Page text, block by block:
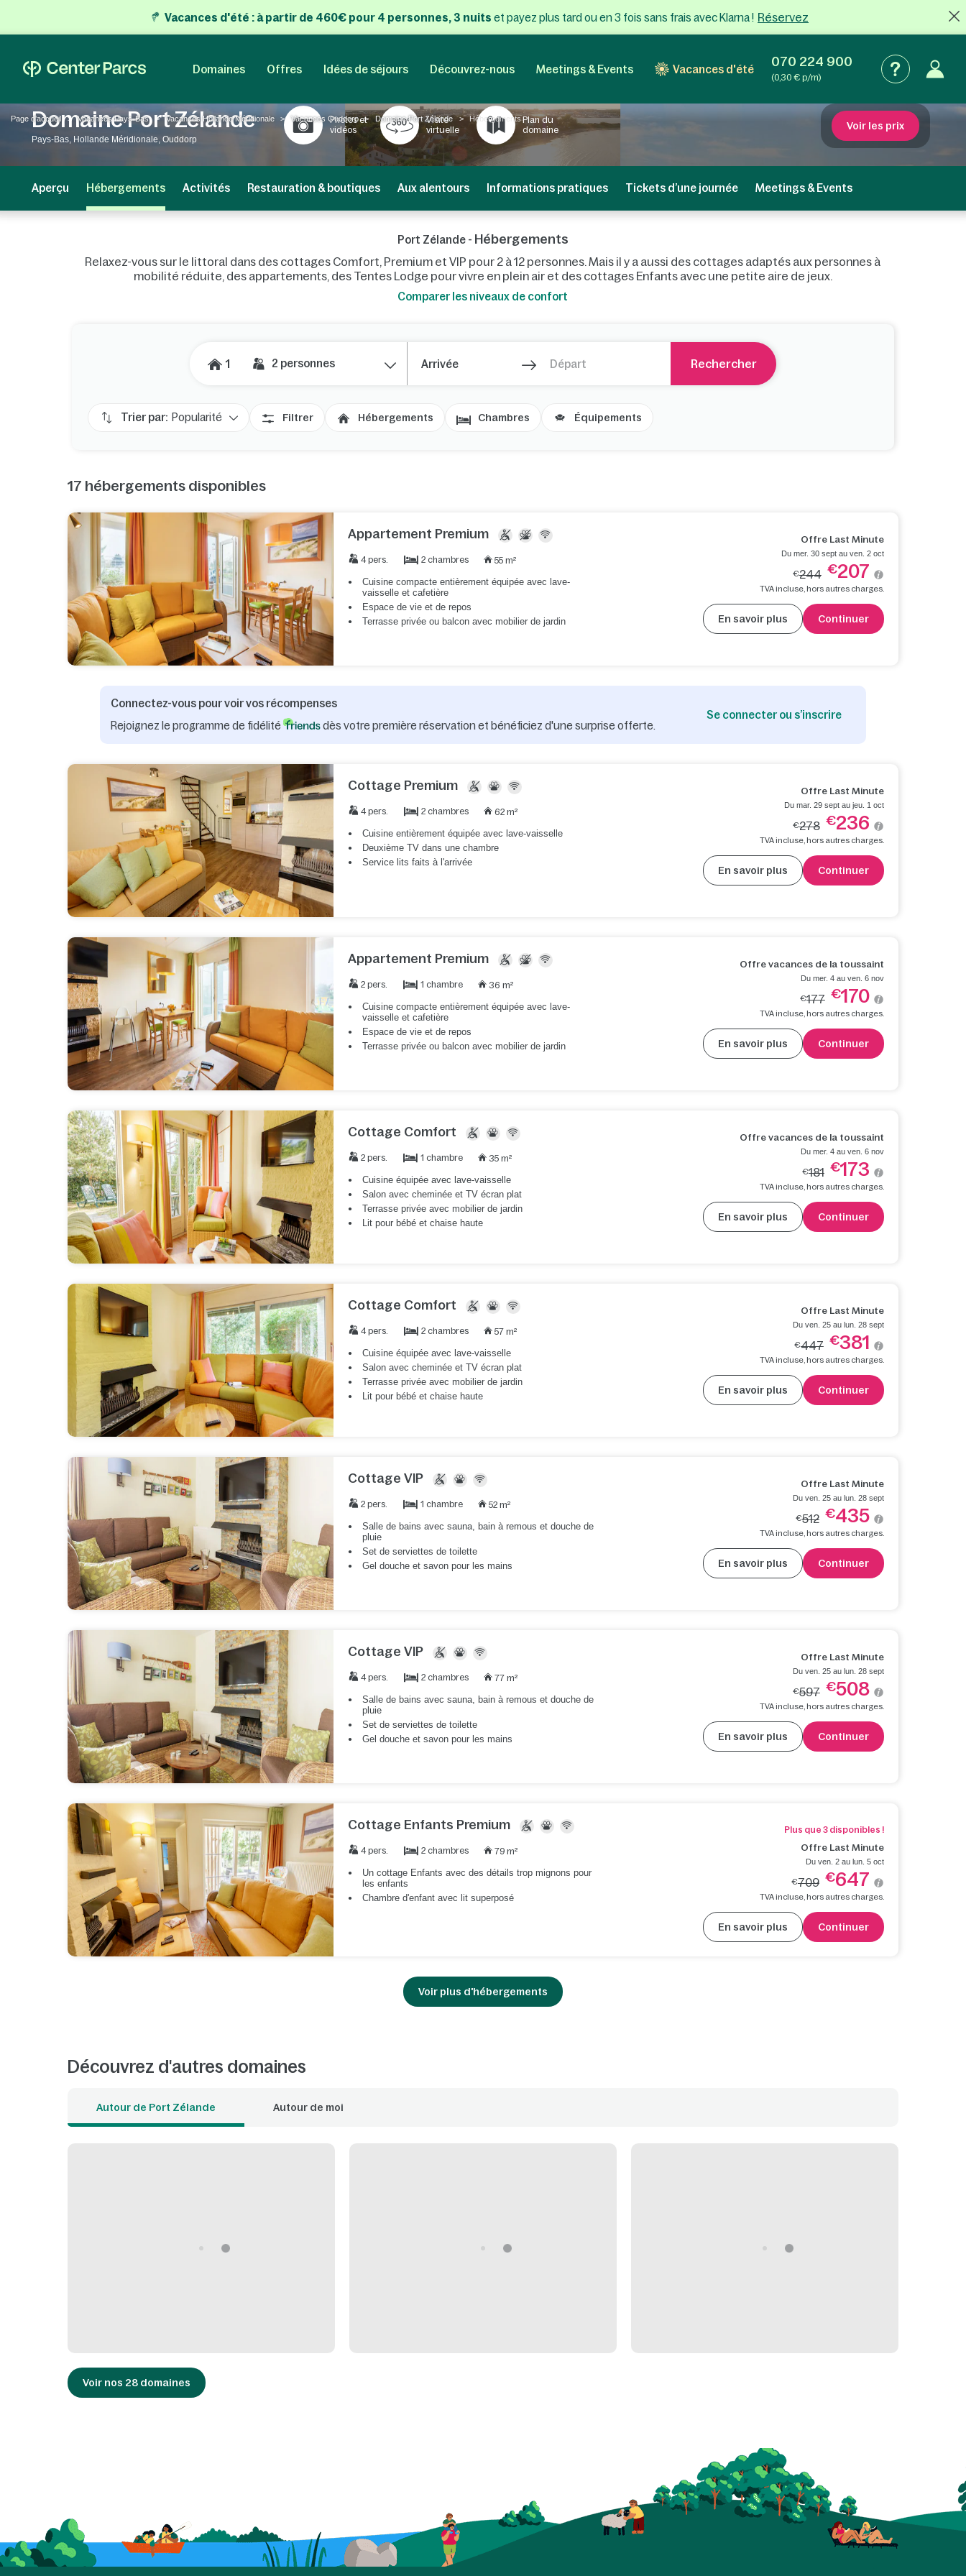
Vacances d'été : à partir de 460€ pour 4 personnes, 3 nuits et payez plus tard ou en 3 fois sans frais avec Klarna ! Réservez
Domaines Offres Idées de séjours Découvrez-nous Meetings & Events Vacances d'été 070 224 900
(0,30 € p/m)
Page d'accueil Vacances Pays-Bas Vacances Hollande Méridionale Vacances Ouddorp Domaine Port Zélande Hébergements
Domaine Port Zélande
Pays-Bas, Hollande Méridionale, Ouddorp
Photos et
vidéos
Visite
virtuelle
Plan du
domaine
Voir les prix
Aperçu Hébergements Activités Restauration & boutiques Aux alentours Informations pratiques Tickets d’une journée Meetings & Events
Port Zélande - Hébergements
Relaxez-vous sur le littoral dans des cottages Comfort, Premium et VIP pour 2 à 12 personnes. Mais il y a aussi des cottages adaptés aux personnes à
mobilité réduite, des appartements, des Tentes Lodge pour vivre en plein air et des cottages Enfants avec une petite aire de jeux.
Comparer les niveaux de confort
1 2 personnes Rechercher
Trier par: Popularité Filtrer Hébergements Chambres Équipements
17 hébergements disponibles
Appartement Premium
4 pers. 2 chambres 55 m²
Cuisine compacte entièrement équipée avec lave-
vaisselle et cafetière
Espace de vie et de repos
Terrasse privée ou balcon avec mobilier de jardin
Offre Last Minute
Du mer. 30 sept au ven. 2 oct
€244 €207
TVA incluse, hors autres charges.
En savoir plus Continuer
Connectez-vous pour voir vos récompenses
Rejoignez le programme de fidélité
dès votre première réservation et bénéficiez d'une surprise offerte.
Se connecter ou s’inscrire
Cottage Premium
4 pers. 2 chambres 62 m²
Cuisine entièrement équipée avec lave-vaisselle
Deuxième TV dans une chambre
Service lits faits à l'arrivée
Offre Last Minute
Du mar. 29 sept au jeu. 1 oct
€278 €236
TVA incluse, hors autres charges.
En savoir plus Continuer
Appartement Premium
2 pers. 1 chambre 36 m²
Cuisine compacte entièrement équipée avec lave-
vaisselle et cafetière
Espace de vie et de repos
Terrasse privée ou balcon avec mobilier de jardin
Offre vacances de la toussaint
Du mer. 4 au ven. 6 nov
€177 €170
TVA incluse, hors autres charges.
En savoir plus Continuer
Cottage Comfort
2 pers. 1 chambre 35 m²
Cuisine équipée avec lave-vaisselle
Salon avec cheminée et TV écran plat
Terrasse privée avec mobilier de jardin
Lit pour bébé et chaise haute
Offre vacances de la toussaint
Du mer. 4 au ven. 6 nov
€181 €173
TVA incluse, hors autres charges.
En savoir plus Continuer
Cottage Comfort
4 pers. 2 chambres 57 m²
Cuisine équipée avec lave-vaisselle
Salon avec cheminée et TV écran plat
Terrasse privée avec mobilier de jardin
Lit pour bébé et chaise haute
Offre Last Minute
Du ven. 25 au lun. 28 sept
€447 €381
TVA incluse, hors autres charges.
En savoir plus Continuer
Cottage VIP
2 pers. 1 chambre 52 m²
Salle de bains avec sauna, bain à remous et douche de
pluie
Set de serviettes de toilette
Gel douche et savon pour les mains
Offre Last Minute
Du ven. 25 au lun. 28 sept
€512 €435
TVA incluse, hors autres charges.
En savoir plus Continuer
Cottage VIP
4 pers. 2 chambres 77 m²
Salle de bains avec sauna, bain à remous et douche de
pluie
Set de serviettes de toilette
Gel douche et savon pour les mains
Offre Last Minute
Du ven. 25 au lun. 28 sept
€597 €508
TVA incluse, hors autres charges.
En savoir plus Continuer
Cottage Enfants Premium
4 pers. 2 chambres 79 m²
Un cottage Enfants avec des détails trop mignons pour
les enfants
Chambre d'enfant avec lit superposé
Plus que 3 disponibles !
Offre Last Minute
Du ven. 2 au lun. 5 oct
€709 €647
TVA incluse, hors autres charges.
En savoir plus Continuer
Voir plus d'hébergements
Découvrez d'autres domaines
Autour de Port Zélande Autour de moi
Voir nos 28 domaines